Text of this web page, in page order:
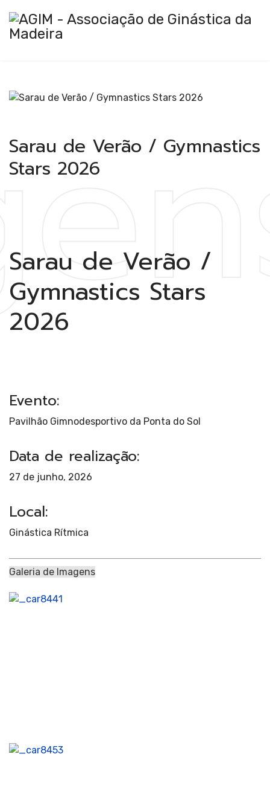
Sarau de Verão / Gymnastics
Stars 2026
Sarau de Verão /
Gymnastics Stars
2026
Evento:
Pavilhão Gimnodesportivo da Ponta do Sol
Data de realização:
27 de junho, 2026
Local:
Ginástica Rítmica
Galeria de Imagens